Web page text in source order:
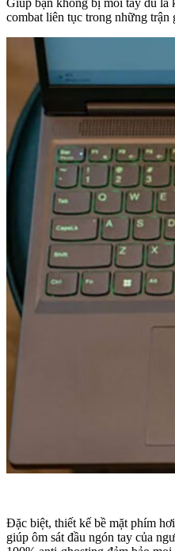
combat liên tục trong những trận
Đặc biệt, thiết kế bề mặt phím
giúp ôm sát đầu ngón tay của